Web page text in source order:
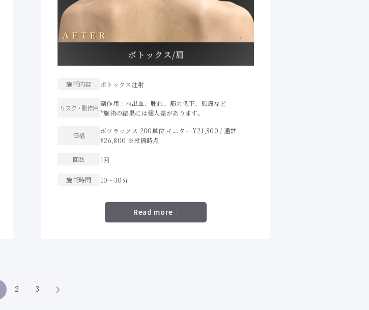
施術内容 ボトックス注射
リスク・ 副作用
副作用：内出血、腫れ、筋力低下、頭痛など
*施術の結果には個人差があります。
価格
ボツラックス 200単位 モニター ¥21,800 / 通常
¥26,800 ※投稿時点
回数 1回
施術時間 10〜30分
Read more
2 3